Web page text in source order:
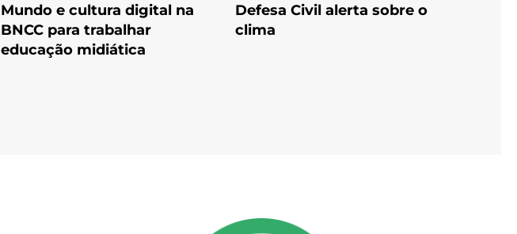
Mundo e cultura digital na
BNCC para trabalhar
educação midiática
Defesa Civil alerta sobre o
clima